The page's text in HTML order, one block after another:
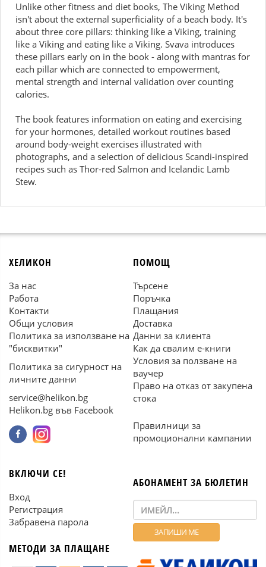
Unlike other fitness and diet books, The Viking Method
isn't about the external superficiality of a beach body. It's
about three core pillars: thinking like a Viking, training
like a Viking and eating like a Viking. Svava introduces
these pillars early on in the book - along with mantras for
each pillar which are connected to empowerment,
mental strength and internal validation over counting
calories.
The book features information on eating and exercising
for your hormones, detailed workout routines based
around body-weight exercises illustrated with
photographs, and a selection of delicious Scandi-inspired
recipes such as Thor-red Salmon and Icelandic Lamb
Stew.
ХЕЛИКОН
За нас
Работа
Контакти
Общи условия
Политика за използване на
"бисквитки"
Политика за сигурност на
личните данни
service@helikon.bg
Helikon.bg във Facebook
ПОМОЩ
Търсене
Поръчка
Плащания
Доставка
Данни за клиента
Как да свалим е-книги
Условия за ползване на
ваучер
Право на отказ от закупена
стока
Правилници за
промоционални кампании
ВКЛЮЧИ СЕ!
Вход
Регистрация
Забравена парола
МЕТОДИ ЗА ПЛАЩАНЕ
АБОНАМЕНТ ЗА БЮЛЕТИН